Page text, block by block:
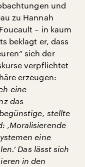
und
zu Hannah
– in kaum
beklagt er, dass
sich der
verpflichtet
erzeugen:
eine
das
stellte
‚Moralisierende
eine
Das lässt sich
in den